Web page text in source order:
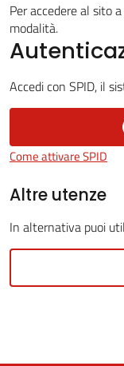
5x1000
on-
Tutti
gli
Per accedere al sito
modalità.
Accedi con SPID, il
Come attivare SPID
Altre utenze
In alternativa puoi